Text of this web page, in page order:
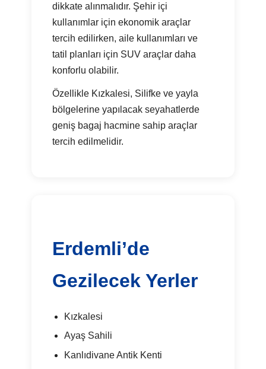
dikkate alınmalıdır. Şehir içi
kullanımlar için ekonomik araçlar
tercih edilirken, aile kullanımları ve
tatil planları için SUV araçlar daha
konforlu olabilir.
Özellikle Kızkalesi, Silifke ve yayla
bölgelerine yapılacak seyahatlerde
geniş bagaj hacmine sahip araçlar
tercih edilmelidir.
Erdemli’de
Gezilecek Yerler
Kızkalesi
Ayaş Sahili
Kanlıdivane Antik Kenti